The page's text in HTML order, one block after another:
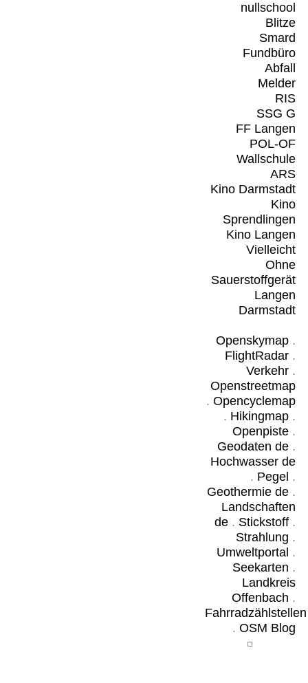
nullschool
Blitze
Smard
Fundbüro
Abfall
Melder
RIS
SSG G
FF Langen
POL-OF
Wallschule
ARS
Kino Darmstadt
Kino
Sprendlingen
Kino Langen
Vielleicht
Ohne
Sauerstoffgerät
Langen
Darmstadt
Openskymap.
FlightRadar.
Verkehr.
Openstreetmap
. Opencyclemap
. Hikingmap.
Openpiste.
Geodaten de.
Hochwasser de
. Pegel .
Geothermie de.
Landschaften
de. Stickstoff.
Strahlung .
Umweltportal .
Seekarten .
Landkreis
Offenbach .
Fahrradzählstellen
. OSM Blog